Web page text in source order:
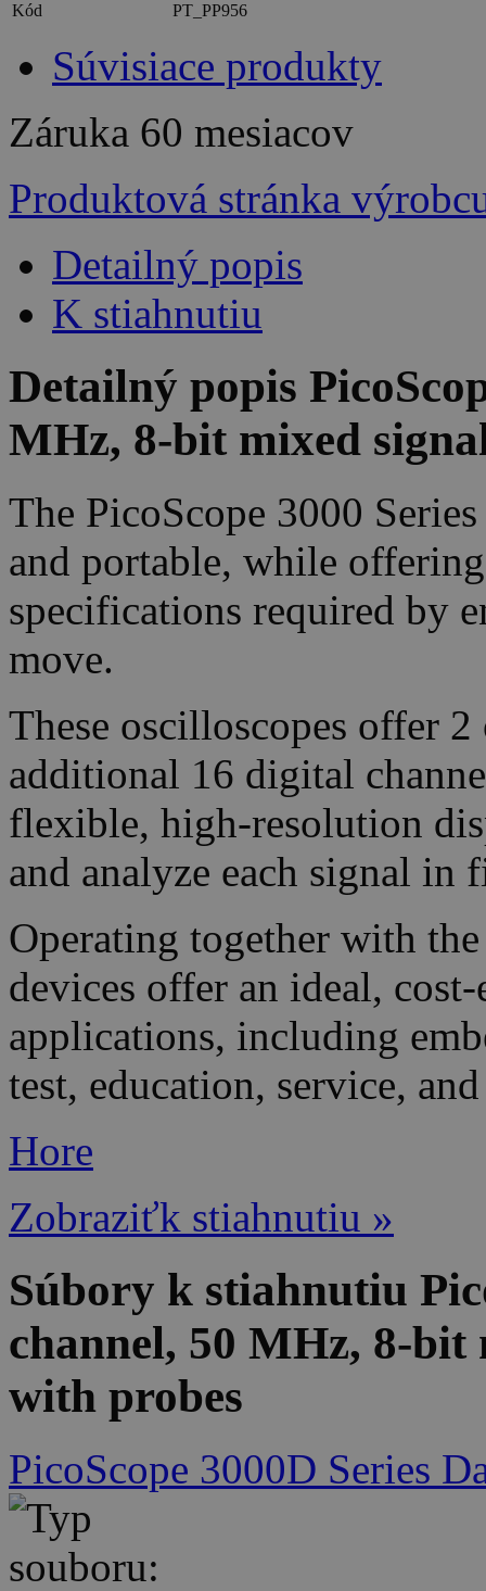
Kód
PT_PP956
Súvisiace produkty
Záruka 60 mesiacov
Produktová stránka
Detailný popis
K stiahnutiu
Detailný popis
MHz, 8-bit mixed
The PicoScope 3000
and portable, while
specifications required by
move.
These oscilloscopes offer
additional 16 digital
flexible, high-resolution
and analyze each signal in
Operating together with
devices offer an ideal,
applications, including
test, education, service,
Hore
Zobraziťk stiahnutiu »
Súbory k stiahnutiu
channel, 50 MHz, 8-bit
with probes
PicoScope 3000D Series